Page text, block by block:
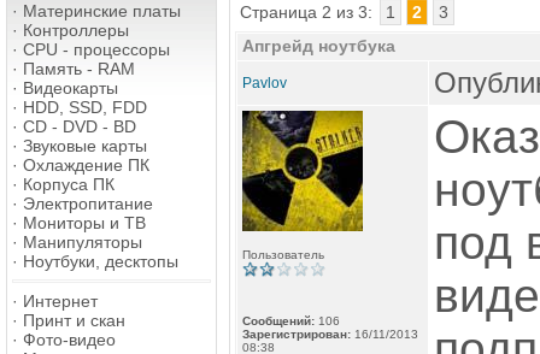
· Материнские платы
· Контроллеры
· CPU - процессоры
· Память - RAM
· Видеокарты
· HDD, SSD, FDD
· CD - DVD - BD
· Звуковые карты
· Охлаждение ПК
· Корпуса ПК
· Электропитание
· Мониторы и ТВ
· Манипуляторы
· Ноутбуки, десктопы
· Интернет
· Принт и скан
· Фото-видео
Страница 2 из 3: 1 2
3
Апгрейд ноутбука
Pavlov
Пользователь
Сообщений: 106
Зарегистрирован: 16/11/2013
08:38
под